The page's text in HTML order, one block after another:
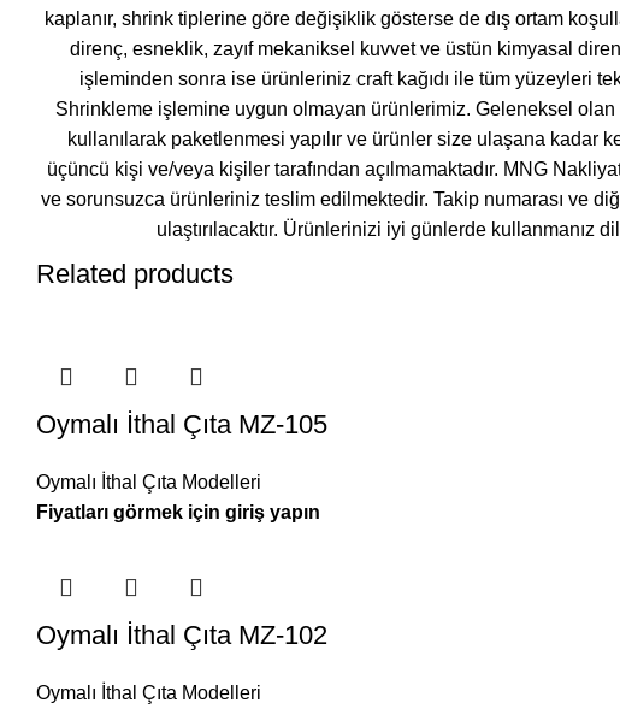
kaplanır, shrink tiplerine göre değişiklik gösterse de dış ortam
direnç, esneklik, zayıf mekaniksel kuvvet ve üstün kimyasal
işleminden sonra ise ürünleriniz craft kağıdı ile tüm yüzeyleri
Shrinkleme işlemine uygun olmayan ürünlerimiz. Geleneksel olan
kullanılarak paketlenmesi yapılır ve ürünler size ulaşana kadar
üçüncü kişi ve/veya kişiler tarafından açılmamaktadır. MNG
ve sorunsuzca ürünleriniz teslim edilmektedir. Takip numarası ve
ulaştırılacaktır. Ürünlerinizi iyi günlerde kullanmanız
Related products
Oymalı İthal Çıta MZ-105
Oymalı İthal Çıta Modelleri
Oymalı İthal Çıta MZ-102
Oymalı İthal Çıta Modelleri